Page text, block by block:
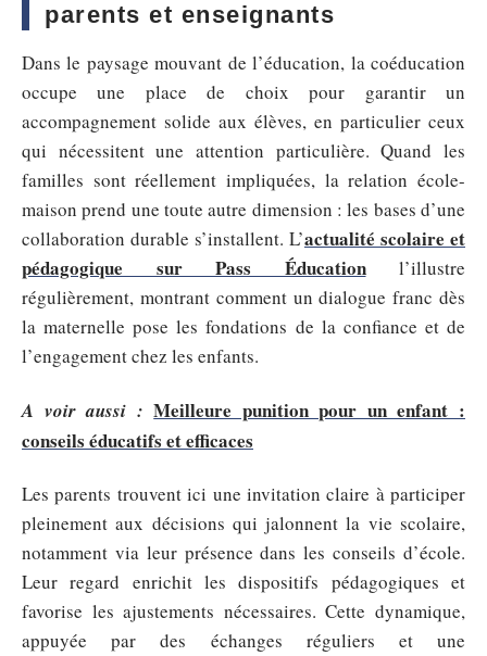
parents et enseignants
Dans le paysage mouvant de l’éducation, la coéducation
occupe une place de choix pour garantir un
accompagnement solide aux élèves, en particulier ceux
qui nécessitent une attention particulière. Quand les
familles sont réellement impliquées, la relation école-
maison prend une toute autre dimension : les bases d’une
collaboration durable s’installent. L’actualité scolaire et
pédagogique sur Pass Éducationl’illustre
régulièrement, montrant comment un dialogue franc dès
la maternelle pose les fondations de la confiance et de
l’engagement chez les enfants.
A voir aussi : Meilleure punition pour un enfant :
conseils éducatifs et efficaces
Les parents trouvent ici une invitation claire à participer
pleinement aux décisions qui jalonnent la vie scolaire,
notamment via leur présence dans les conseils d’école.
Leur regard enrichit les dispositifs pédagogiques et
favorise les ajustements nécessaires. Cette dynamique,
appuyée par des échanges réguliers et une